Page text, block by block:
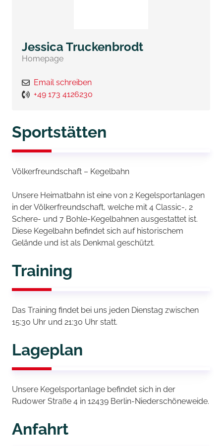
Jessica Truckenbrodt
Homepage
Email schreiben
+49 173 4126230
Sportstätten
Völkerfreundschaft – Kegelbahn
Unsere Heimatbahn ist eine von 2 Kegelsportanlagen
in der Völkerfreundschaft, welche mit 4 Classic-, 2
Schere- und 7 Bohle-Kegelbahnen ausgestattet ist.
Diese Kegelbahn befindet sich auf historischem
Gelände und ist als Denkmal geschützt.
Training
Das Training findet bei uns jeden Dienstag zwischen
15:30 Uhr und 21:30 Uhr statt.
Lageplan
Unsere Kegelsportanlage befindet sich in der
Rudower Straße 4 in 12439 Berlin-Niederschöneweide.
Anfahrt